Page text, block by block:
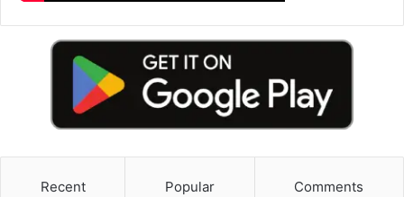
Recent Popular Comments